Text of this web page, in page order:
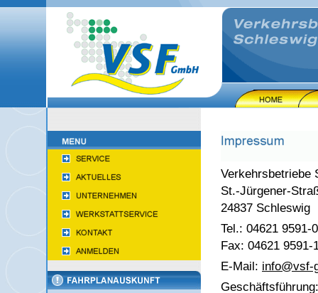
Verkehrsbetriebe
St.-Jürgener-
24837 Schleswig
Tel.: 04621 9591-0
Fax: 04621 9591-
E-Mail: info@vsf-
Geschäftsführung: